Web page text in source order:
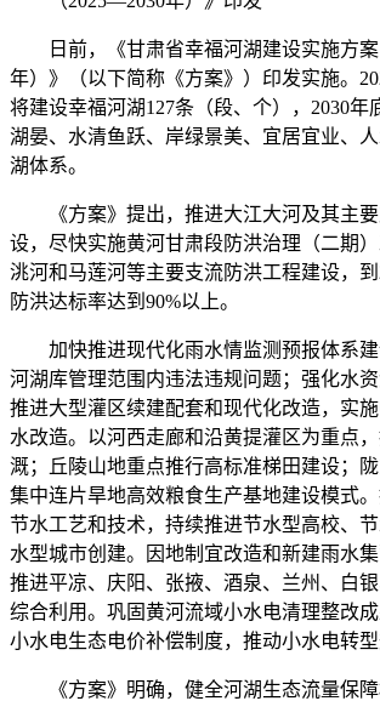
日前，《甘肃省幸福河湖建设实施方案
年）》（以下简称《方案》）印发实施。
将建设幸福河湖127条（段、个），2030年
湖晏、水清鱼跃、岸绿景美、宜居宜业、
湖体系。
《方案》提出，推进大江大河及其主要
设，尽快实施黄河甘肃段防洪治理（二期）
洮河和马莲河等主要支流防洪工程建设，
防洪达标率达到90%以上。
加快推进现代化雨水情监测预报体系建
河湖库管理范围内违法违规问题；强化水
推进大型灌区续建配套和现代化改造，实
水改造。以河西走廊和沿黄提灌区为重点
溉；丘陵山地重点推行高标准梯田建设；
集中连片旱地高效粮食生产基地建设模式
节水工艺和技术，持续推进节水型高校、
水型城市创建。因地制宜改造和新建雨水
推进平凉、庆阳、张掖、酒泉、兰州、白
综合利用。巩固黄河流域小水电清理整改
小水电生态电价补偿制度，推动小水电转型
《方案》明确，健全河湖生态流量保障